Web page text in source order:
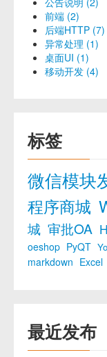
前端 (2)
后端HTTP (7)
异常处理 (1)
桌面UI (1)
移动开发 (4)
标签
微信模块
程序商城
城 审批OA
oeshop PyQT
markdown Excel
最近发布